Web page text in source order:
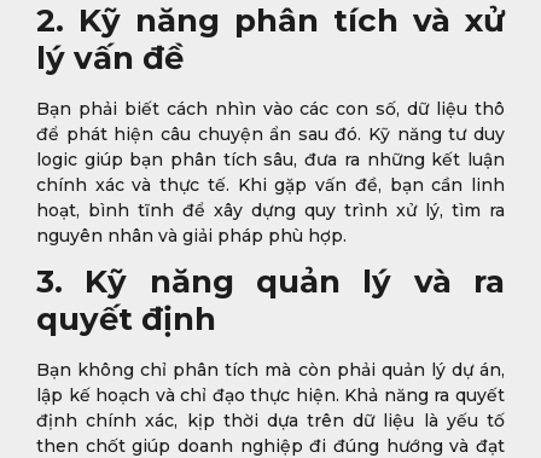
2. Kỹ năng phân tích và xử
lý vấn đề
Bạn phải biết cách nhìn vào các con số, dữ liệu thô
để phát hiện câu chuyện ẩn sau đó. Kỹ năng tư duy
logic giúp bạn phân tích sâu, đưa ra những kết luận
chính xác và thực tế. Khi gặp vấn đề, bạn cần linh
hoạt, bình tĩnh để xây dựng quy trình xử lý, tìm ra
nguyên nhân và giải pháp phù hợp.
3. Kỹ năng quản lý và ra
quyết định
Bạn không chỉ phân tích mà còn phải quản lý dự án,
lập kế hoạch và chỉ đạo thực hiện. Khả năng ra quyết
định chính xác, kịp thời dựa trên dữ liệu là yếu tố
then chốt giúp doanh nghiệp đi đúng hướng và đạt